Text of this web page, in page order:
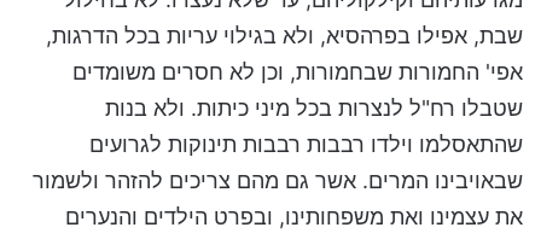
שבת, אפילו בפרהסיא, ולא בגילוי עריות בכל הדרגות,
אפי' החמורות שבחמורות, וכן לא חסרים משומדים
שטבלו רח"ל לנצרות בכל מיני כיתות. ולא בנות
שהתאסלמו וילדו רבבות רבבות תינוקות לגרועים
שבאויבינו המרים. אשר גם מהם צריכים להזהר ולשמור
את עצמינו ואת משפחותינו, ובפרט הילדים והנערים